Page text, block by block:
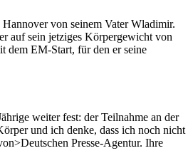
von seinem Vater Wladimir.
auf sein jetziges Körpergewicht von
dem EM-Start, für den er seine
weiter fest: der Teilnahme an der
und ich denke, dass ich noch nicht
Presse-Agentur. Ihre